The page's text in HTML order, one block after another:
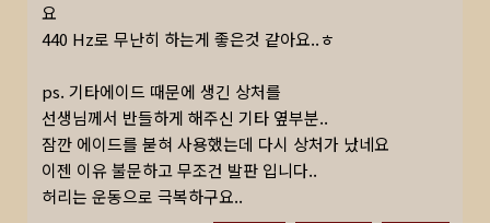
요
440 Hz로 무난히 하는게 좋은것 같아요..ㅎ
ps. 기타에이드 때문에 생긴 상처를
선생님께서 반들하게 해주신 기타 옆부분..
잠깐 에이드를 붇혀 사용했는데 다시 상처가 났네요
이젠 이유 불문하고 무조건 발판 입니다..
허리는 운동으로 극복하구요..